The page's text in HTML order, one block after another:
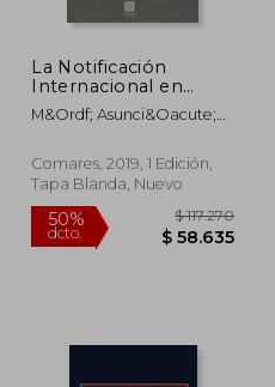
10%
La Notificación
Internacional en
Materia Civil y
Mercantil en la Unión
M&Ordf; Asunci&Oacute;N
Comares, 2019, 1 Edición,
Tapa Blanda, Nuevo